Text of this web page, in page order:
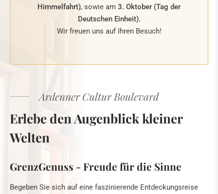
Himmelfahrt), sowie am 3. Oktober (Tag der
Deutschen Einheit).
Wir freuen uns auf Ihren Besuch!
Ardenner Cultur Boulevard
Erlebe den Augenblick kleiner
Welten
GrenzGenuss - Freude für die Sinne
Begeben Sie sich auf eine faszinierende Entdeckungsreise